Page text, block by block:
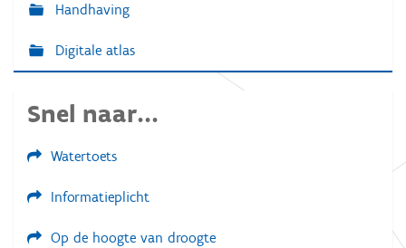
Handhaving
Digitale atlas
Snel naar...
Watertoets
Informatieplicht
Op de hoogte van droogte